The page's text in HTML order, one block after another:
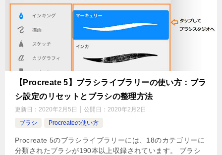
【Procreate 5】ブラシライブラリーの使い方：ブラ
シ設定のリセットとブラシの整理方法
更新日： 2020年2月5日 公開日： 2020年2月2日
ブラシ
Procreateの使い方
Procreate 5のブラシライブラリーには、18のカテゴリーに
分類されたブラシが190本以上収録されています。 ブラシ